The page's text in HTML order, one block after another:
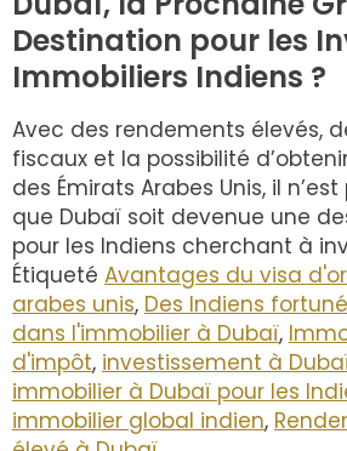
Destination pour les
Immobiliers Indiens ?
Avec des rendements élevés,
fiscaux et la possibilité
des Émirats Arabes Unis, il
que Dubaï soit devenue une
pour les Indiens cherchant à
Étiqueté Avantages du visa
arabes unis, Des Indiens
dans l'immobilier à Dubaï,
d'impôt, investissement à
immobilier à Dubaï pour les
immobilier global indien,